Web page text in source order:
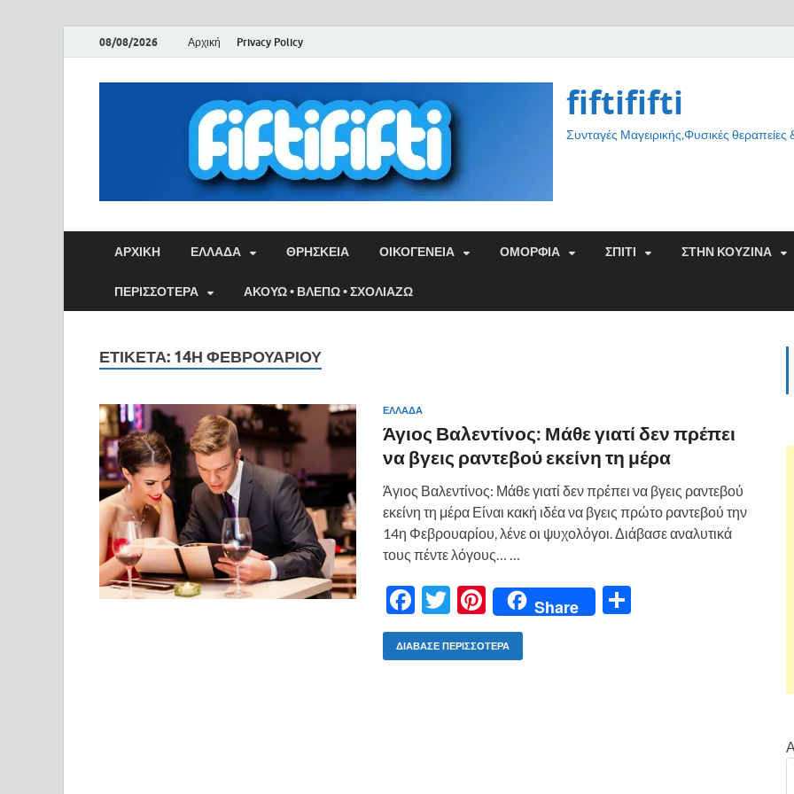
08/08/2026 Αρχική Privacy Policy
fiftififti
Συνταγές Μαγειρικής,Φυσικές
ΑΡΧΙΚΉ ΕΛΛΑΔΑ ΘΡΗΣΚΕΙΑ ΟΙΚΟΓΕΝΕΙΑ ΟΜΟΡΦΙΑ ΣΠΙΤΙ ΣΤΗΝ ΚΟΥΖΙΝΑ
ΠΕΡΙΣΣΟΤΕΡΑ ΑΚΟΥΩ • ΒΛΕΠΩ • ΣΧΟΛΙΑΖΩ
ΕΤΙΚΈΤΑ: 14Η ΦΕΒΡΟΥΑΡΊΟΥ
ΕΛΛΑΔΑ
Άγιος Βαλεντίνος: Μάθε γιατί δεν πρέπει
να βγεις ραντεβού εκείνη τη μέρα
Άγιος Βαλεντίνος: Μάθε γιατί δεν πρέπει να βγεις ραντεβού
εκείνη τη μέρα Είναι κακή ιδέα να βγεις πρώτο ραντεβού την
14η Φεβρουαρίου, λένε οι ψυχολόγοι. Διάβασε αναλυτικά
τους πέντε λόγους… …
F
ac
e
T
w
itt
Pi
nt
er
Share
ΔΙΆΒΑΣΕ ΠΕΡΙΣΣΌΤΕΡΑ